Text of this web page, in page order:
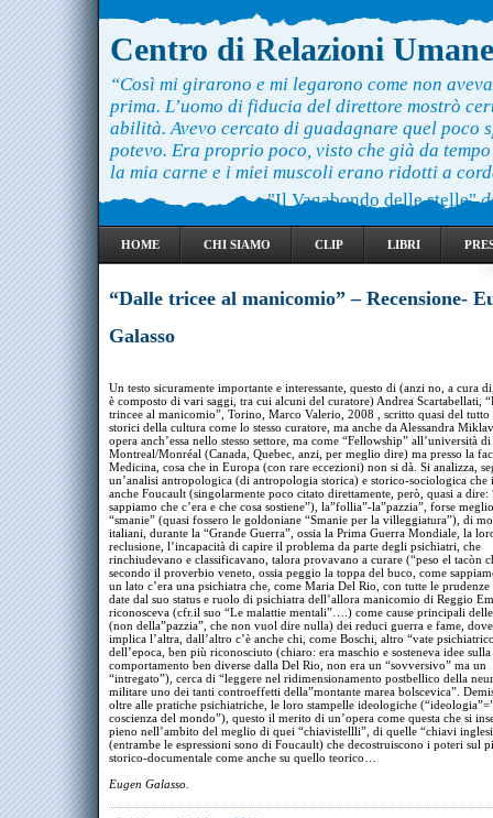
Centro di Relazioni Umane
“Così mi girarono e mi legarono come non
prima. L’uomo di fiducia del direttore mostrò
abilità. Avevo cercato di guadagnare quel poco
potevo. Era proprio poco, visto che già da
la mia carne e i miei muscoli erano ridotti a
"Il Vagabondo delle stelle"
HOME CHI SIAMO CLIP LIBRI
“Dalle tricee al manicomio” – Recensione-
Galasso
Un testo sicuramente importante e interessante, questo di (anzi no, a cura
è composto di vari saggi, tra cui alcuni del curatore) Andrea Scartabellati,
trincee al manicomio”, Torino, Marco Valerio, 2008 , scritto quasi del tutto
storici della cultura come lo stesso curatore, ma anche da Alessandra
opera anch’essa nello stesso settore, ma come “Fellowship” all’università di
Montreal/Monréal (Canada, Quebec, anzi, per meglio dire) ma presso la
Medicina, cosa che in Europa (con rare eccezioni) non si dà. Si analizza,
un’analisi antropologica (di antropologia storica) e storico-sociologica che
anche Foucault (singolarmente poco citato direttamente, però, quasi a dire:
sappiamo che c’era e che cosa sostiene”), la”follia”-la”pazzia”, forse
“smanie” (quasi fossero le goldoniane “Smanie per la villeggiatura”), di
italiani, durante la “Grande Guerra”, ossia la Prima Guerra Mondiale, la
reclusione, l’incapacità di capire il problema da parte degli psichiatri, che
rinchiudevano e classificavano, talora provavano a curare (“peso el tacòn
secondo il proverbio veneto, ossia peggio la toppa del buco, come
un lato c’era una psichiatra che, come Maria Del Rio, con tutte le prudenze
date dal suo status e ruolo di psichiatra dell’allora manicomio di Reggio
riconosceva (cfr.il suo “Le malattie mentali”….) come cause principali
(non della”pazzia”, che non vuol dire nulla) dei reduci guerra e fame,
implica l’altra, dall’altro c’è anche chi, come Boschi, altro “vate
dell’epoca, ben più riconosciuto (chiaro: era maschio e sosteneva idee
comportamento ben diverse dalla Del Rio, non era un “sovversivo” ma un
“intregato”), cerca di “leggere nel ridimensionamento postbellico della
militare uno dei tanti controeffetti della”montante marea bolscevica”.
oltre alle pratiche psichiatriche, le loro stampelle ideologiche
coscienza del mondo”), questo il merito di un’opera come questa che si
pieno nell’ambito del meglio di quei “chiavistellli”, di quelle “chiavi
(entrambe le espressioni sono di Foucault) che decostruiscono i poteri sul
storico-documentale come anche su quello teorico…
Eugen Galasso.